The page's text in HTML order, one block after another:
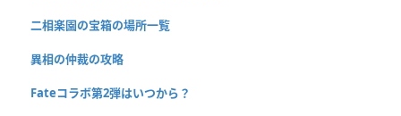
二相楽園の宝箱の場所一覧
異相の仲裁の攻略
Fateコラボ第2弾はいつから？